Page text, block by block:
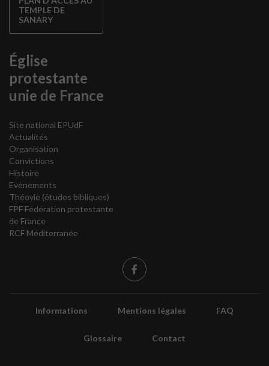
TEMPLE DE
SANARY
Église
protestante
unie de France
Site national EPUdF
Actualités
Organisation
Convictions
Histoire
Evènements
Théovie (études bibliques)
FPF Fédération protestante
de France
RCF Méditerranée
Informations Mentions légales FAQ
Glossaire Contact